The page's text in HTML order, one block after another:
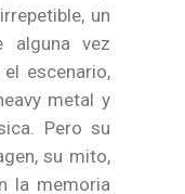
un
alguna vez
escenario,
metal y
Pero su
su mito,
la memoria